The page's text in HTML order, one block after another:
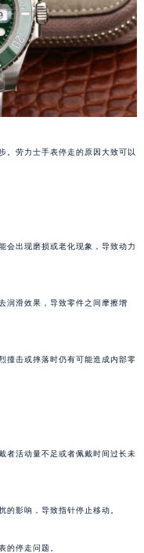
。劳力士手表停走的原因大致可以
会出现磨损或老化现象，导致动力
润滑效果，导致零件之间摩擦增
撞击或摔落时仍有可能造成内部零
者活动量不足或者佩戴时间过长未
的影响，导致指针停止移动。
的停走问题。